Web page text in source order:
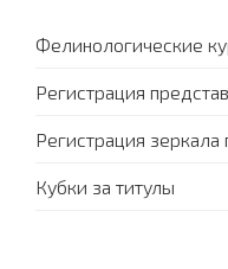
Фелинологические
Регистрация
Регистрация зеркала
Кубки за титулы